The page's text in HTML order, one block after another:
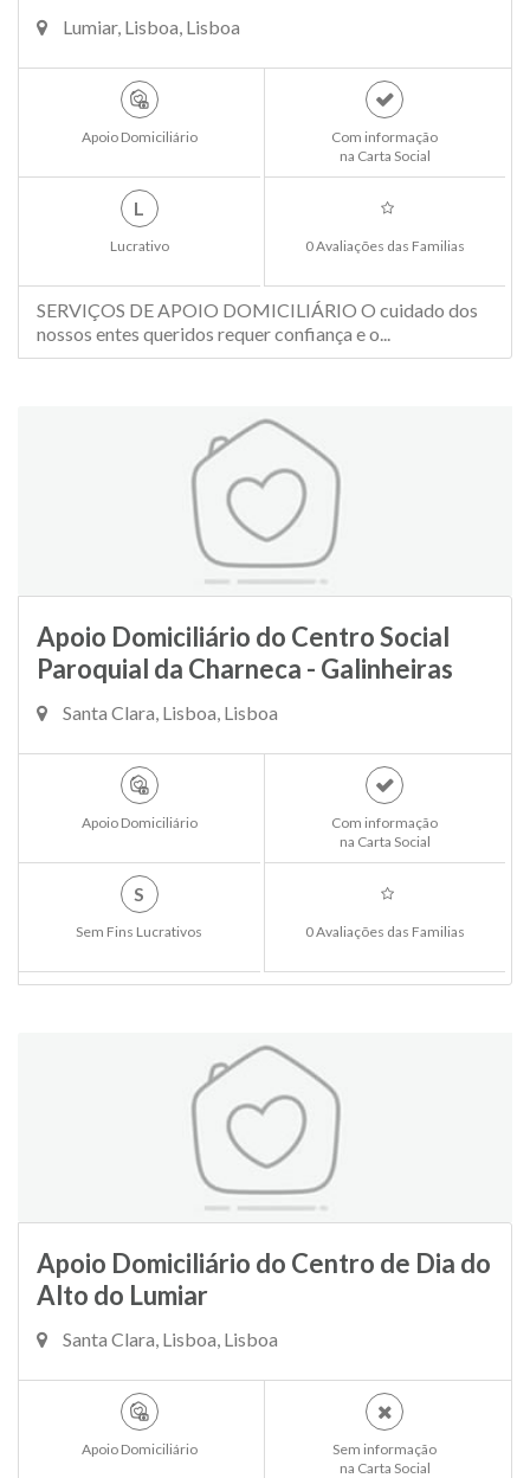
Lumiar, Lisboa, Lisboa
Apoio Domiciliário
Com informação
na Carta Social
L
Lucrativo 0 Avaliações das Familias
SERVIÇOS DE APOIO DOMICILIÁRIO O cuidado dos
nossos entes queridos requer confiança e o...
Apoio Domiciliário do Centro Social
Paroquial da Charneca - Galinheiras
Santa Clara, Lisboa, Lisboa
Apoio Domiciliário
Com informação
na Carta Social
S
Sem Fins Lucrativos 0 Avaliações das Familias
Apoio Domiciliário do Centro de Dia do
Alto do Lumiar
Santa Clara, Lisboa, Lisboa
Apoio Domiciliário
Sem informação
na Carta Social